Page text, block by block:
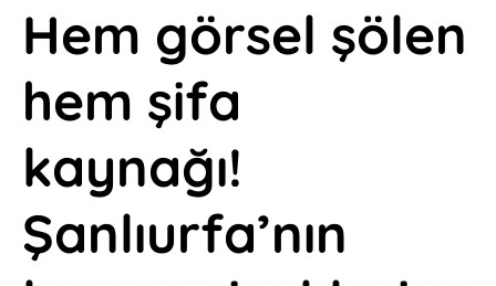
Hem görsel şölen
hem şifa
kaynağı!
Şanlıurfa’nın